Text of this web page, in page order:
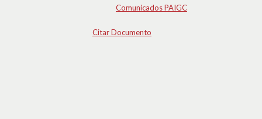
Comunicados PAIGC
Citar Documento